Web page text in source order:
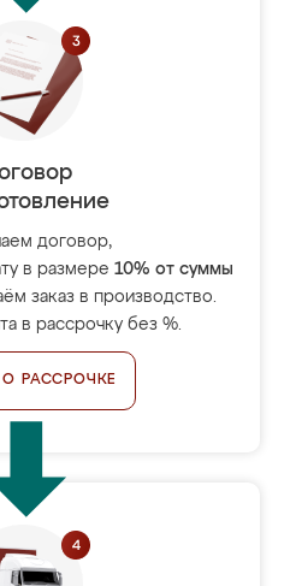
договор,
в размере 10% от суммы
заказ в производство.
в рассрочку без %.
О РАССРОЧКЕ